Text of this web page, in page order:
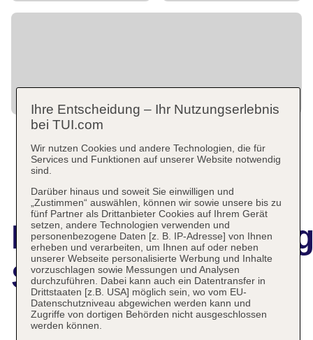
Silva Splendid
Ihre Entscheidung – Ihr Nutzungserlebnis
bei TUI.com
Wir nutzen Cookies und andere Technologien, die für
Services und Funktionen auf unserer Website notwendig
sind.
Darüber hinaus und soweit Sie einwilligen und
„Zustimmen“ auswählen, können wir sowie unsere bis zu
fünf Partner als Drittanbieter Cookies auf Ihrem Gerät
setzen, andere Technologien verwenden und
personenbezogene Daten [z. B. IP-Adresse] von Ihnen
erheben und verarbeiten, um Ihnen auf oder neben
unserer Webseite personalisierte Werbung und Inhalte
vorzuschlagen sowie Messungen und Analysen
durchzuführen. Dabei kann auch ein Datentransfer in
Drittstaaten [z.B. USA] möglich sein, wo vom EU-
Datenschutzniveau abgewichen werden kann und
Zugriffe von dortigen Behörden nicht ausgeschlossen
werden können.